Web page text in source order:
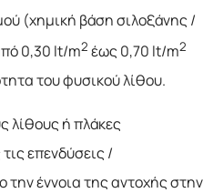
(χημική βάση σιλοξάνης /
0,30 lt/m2 έως 0,70 lt/m2
του φυσικού λίθου.
λίθους ή πλάκες
επενδύσεις /
έννοια της αντοχής στην